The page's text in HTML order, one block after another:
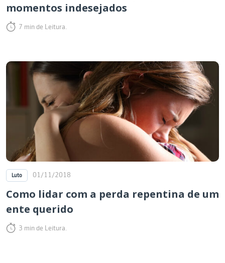
momentos indesejados
7 min de Leitura.
Luto 01/11/2018
Como lidar com a perda repentina de um
ente querido
3 min de Leitura.